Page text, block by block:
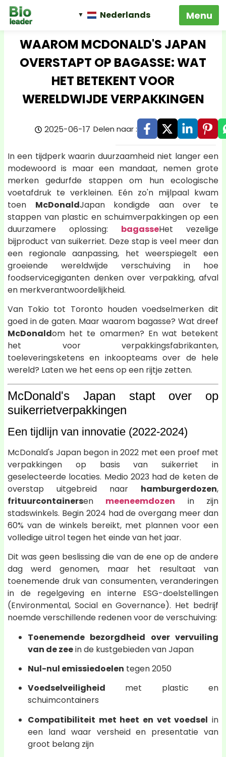
Nederlands
WAAROM MCDONALD'S JAPAN
OVERSTAPT OP BAGASSE: WAT
HET BETEKENT VOOR
WERELDWIJDE VERPAKKINGEN
2025-06-17 Delen naar :
In een tijdperk waarin duurzaamheid niet langer een
modewoord is maar een mandaat, nemen grote
merken gedurfde stappen om hun ecologische
voetafdruk te verkleinen. Eén zo'n mijlpaal kwam
toen McDonaldJapan kondigde aan over te
stappen van plastic en schuimverpakkingen op een
duurzamere oplossing: bagasseHet vezelige
bijproduct van suikerriet. Deze stap is veel meer dan
een regionale aanpassing, het weerspiegelt een
groeiende wereldwijde verschuiving in hoe
foodservicegiganten denken over verpakking, afval
en merkverantwoordelijkheid.
Van Tokio tot Toronto houden voedselmerken dit
goed in de gaten. Maar waarom bagasse? Wat dreef
McDonaldom het te omarmen? En wat betekent
het voor verpakkingsfabrikanten,
toeleveringsketens en inkoopteams over de hele
wereld? Laten we het eens op een rijtje zetten.
McDonald's Japan stapt over op
suikerrietverpakkingen
Een tijdlijn van innovatie (2022-2024)
McDonald's Japan begon in 2022 met een proef met
verpakkingen op basis van suikerriet in
geselecteerde locaties. Medio 2023 had de keten de
overstap uitgebreid naar hamburgerdozen,
frituurcontainersen meeneemdozen in zijn
stadswinkels. Begin 2024 had de overgang meer dan
60% van de winkels bereikt, met plannen voor een
volledige uitrol tegen het einde van het jaar.
Dit was geen beslissing die van de ene op de andere
dag werd genomen, maar het resultaat van
toenemende druk van consumenten, veranderingen
in de regelgeving en interne ESG-doelstellingen
(Environmental, Social en Governance). Het bedrijf
noemde verschillende redenen voor de verschuiving:
Toenemende bezorgdheid over vervuiling
van de zeein de kustgebieden van Japan
Nul-nul emissiedoelen tegen 2050
Voedselveiligheid met plastic en
schuimcontainers
Compatibiliteit met heet en vet voedsel in
een land waar versheid en presentatie van
groot belang zijn